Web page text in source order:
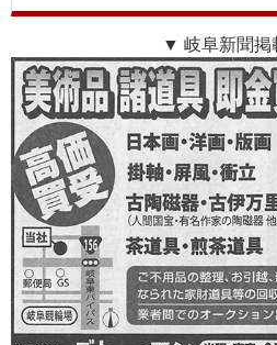
▼ 岐阜新聞掲